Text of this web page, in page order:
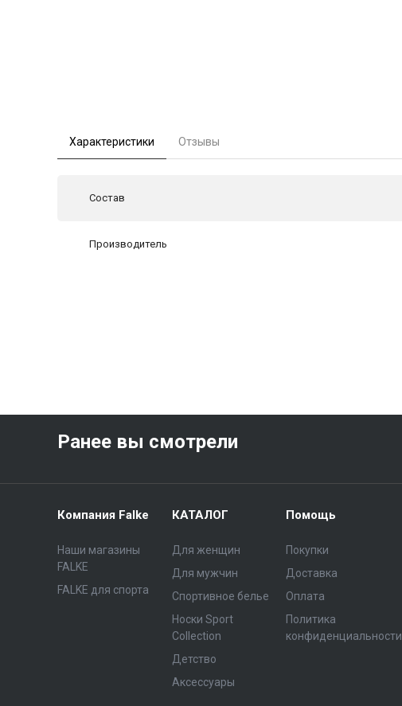
Характеристики Отзывы
Состав
Производитель
Ранее вы смотрели
Компания Falke
Наши магазины
FALKE
FALKE для спорта
КАТАЛОГ
Для женщин
Для мужчин
Спортивное белье
Носки Sport
Collection
Детство
Аксессуары
Помощь
Покупки
Доставка
Оплата
Политика
конфиденциальности